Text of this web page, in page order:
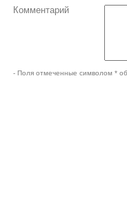
Комментарий
- Поля отмеченные символом *